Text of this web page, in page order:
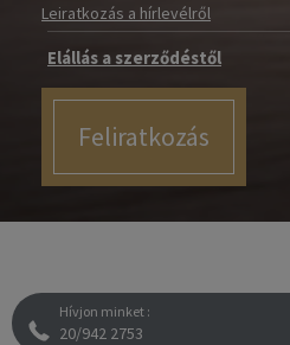
Leiratkozás a hírlevélről
Elállás a szerződéstől
Feliratkozás
Hívjon minket :
20/942 2753